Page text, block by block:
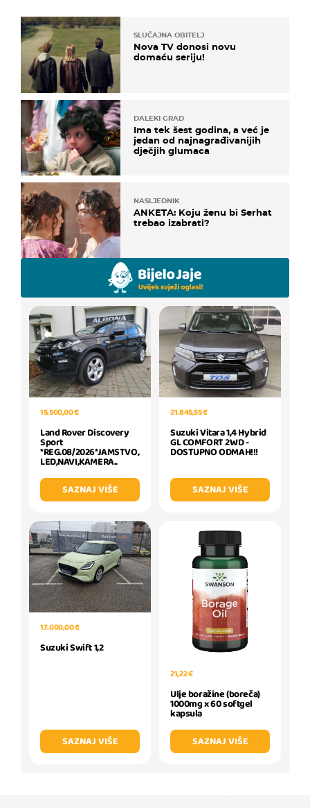
SLUČAJNA OBITELJ
Nova TV donosi novu
domaću seriju!
DALEKI GRAD
Ima tek šest godina, a već je
jedan od najnagrađivanijih
dječjih glumaca
NASLJEDNIK
ANKETA: Koju ženu bi Serhat
trebao izabrati?
15.500,00 €
Land Rover Discovery
Sport
*REG.08/2026*JAMSTVO,
LED,NAVI,KAMERA..
SAZNAJ VIŠE
21.845,55 €
Suzuki Vitara 1,4 Hybrid
GL COMFORT 2WD -
DOSTUPNO ODMAH!!!
SAZNAJ VIŠE
17.000,00 €
Suzuki Swift 1,2
SAZNAJ VIŠE
21,22 €
Ulje boražine (boreča)
1000mg x 60 softgel
kapsula
SAZNAJ VIŠE